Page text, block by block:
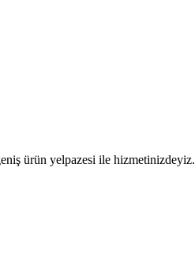
ürün yelpazesi ile hizmetinizdeyiz.